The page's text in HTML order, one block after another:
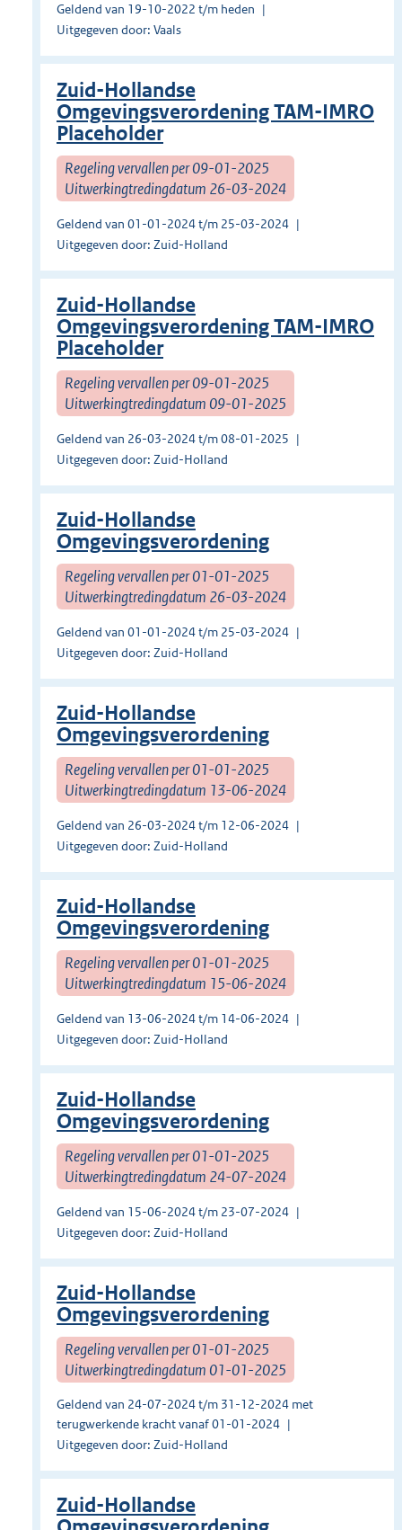
Geldend van 19-10-2022 t/m heden
Uitgegeven door: Vaals
Zuid-Hollandse
Omgevingsverordening TAM-IMRO
Placeholder
Regeling vervallen per 09-01-2025
Uitwerkingtredingdatum 26-03-2024
Geldend van 01-01-2024 t/m 25-03-2024
Uitgegeven door: Zuid-Holland
Zuid-Hollandse
Omgevingsverordening TAM-IMRO
Placeholder
Regeling vervallen per 09-01-2025
Uitwerkingtredingdatum 09-01-2025
Geldend van 26-03-2024 t/m 08-01-2025
Uitgegeven door: Zuid-Holland
Zuid-Hollandse
Omgevingsverordening
Regeling vervallen per 01-01-2025
Uitwerkingtredingdatum 26-03-2024
Geldend van 01-01-2024 t/m 25-03-2024
Uitgegeven door: Zuid-Holland
Zuid-Hollandse
Omgevingsverordening
Regeling vervallen per 01-01-2025
Uitwerkingtredingdatum 13-06-2024
Geldend van 26-03-2024 t/m 12-06-2024
Uitgegeven door: Zuid-Holland
Zuid-Hollandse
Omgevingsverordening
Regeling vervallen per 01-01-2025
Uitwerkingtredingdatum 15-06-2024
Geldend van 13-06-2024 t/m 14-06-2024
Uitgegeven door: Zuid-Holland
Zuid-Hollandse
Omgevingsverordening
Regeling vervallen per 01-01-2025
Uitwerkingtredingdatum 24-07-2024
Geldend van 15-06-2024 t/m 23-07-2024
Uitgegeven door: Zuid-Holland
Zuid-Hollandse
Omgevingsverordening
Regeling vervallen per 01-01-2025
Uitwerkingtredingdatum 01-01-2025
Geldend van 24-07-2024 t/m 31-12-2024 met
terugwerkende kracht vanaf 01-01-2024
Uitgegeven door: Zuid-Holland
Zuid-Hollandse